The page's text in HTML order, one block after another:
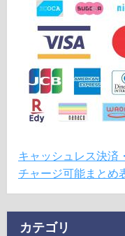
キャッシュレス決済
チャージ可能まとめ
カテゴリ